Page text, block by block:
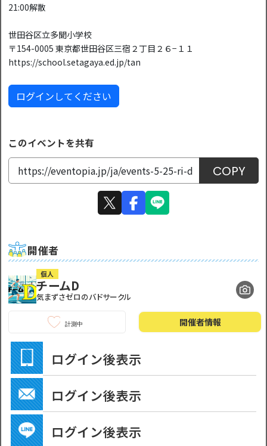
21:00解散
世田谷区立多聞小学校
〒154-0005 東京都世田谷区三宿２丁目２６−１１
https://school.setagaya.ed.jp/tan
ログインしてください
このイベントを共有
COPY
開催者
個人
チームD
気まずさゼロのバドサークル
計測中 開催者情報
ログイン後表示
ログイン後表示
ログイン後表示